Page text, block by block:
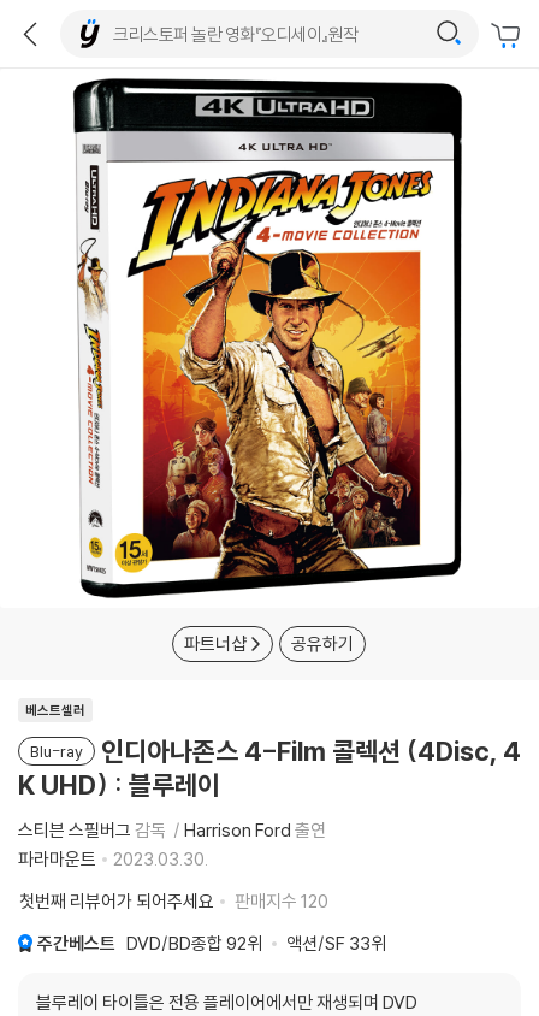
파트너샵 공유하기
베스트셀러
Blu-ray
인디아나존스 4-Film 콜렉션 (4Disc, 4
K UHD) : 블루레이
스티븐 스필버그 감독 Harrison Ford 출연
파라마운트
2023.03.30.
첫번째 리뷰어가 되어주세요
판매지수 120
주간베스트 DVD/BD종합 92위 액션/SF 33위
블루레이 타이틀은 전용 플레이어에서만 재생되며 DVD